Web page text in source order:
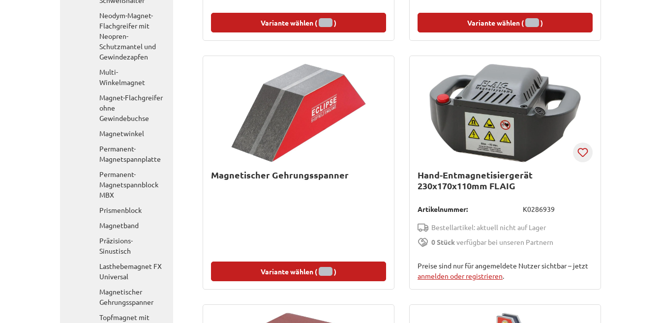
Neodym-Magnet-
Flachgreifer mit
Neopren-
Schutzmantel und
Gewindezapfen
Multi-
Winkelmagnet
Magnet-Flachgreifer
ohne
Gewindebuchse
Magnetwinkel
Permanent-
Magnetspannplatte
Permanent-
Magnetspannblock
MBX
Prismenblock
Magnetband
Präzisions-
Sinustisch
Lasthebemagnet FX
Universal
Magnetischer
Gehrungsspanner
Topfmagnet mit
Variante wählen ( ) Variante wählen ( )
Magnetischer Gehrungsspanner
Variante wählen ( )
Hand-Entmagnetisiergerät
230x170x110mm FLAIG
Artikelnummer: K0286939
Bestellartikel: aktuell nicht auf Lager
0 Stückverfügbar bei unseren Partnern
Preise sind nur für angemeldete Nutzer sichtbar – jetzt
anmelden oder registrieren.